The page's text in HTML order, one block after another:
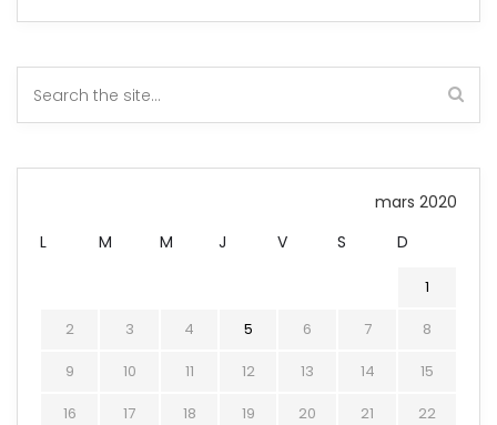
mars 2020
L
M M J V S D
1
2
3 4 5 6 7
8
9
10 11 12 13 14
15
16
17 18 19 20 21 22